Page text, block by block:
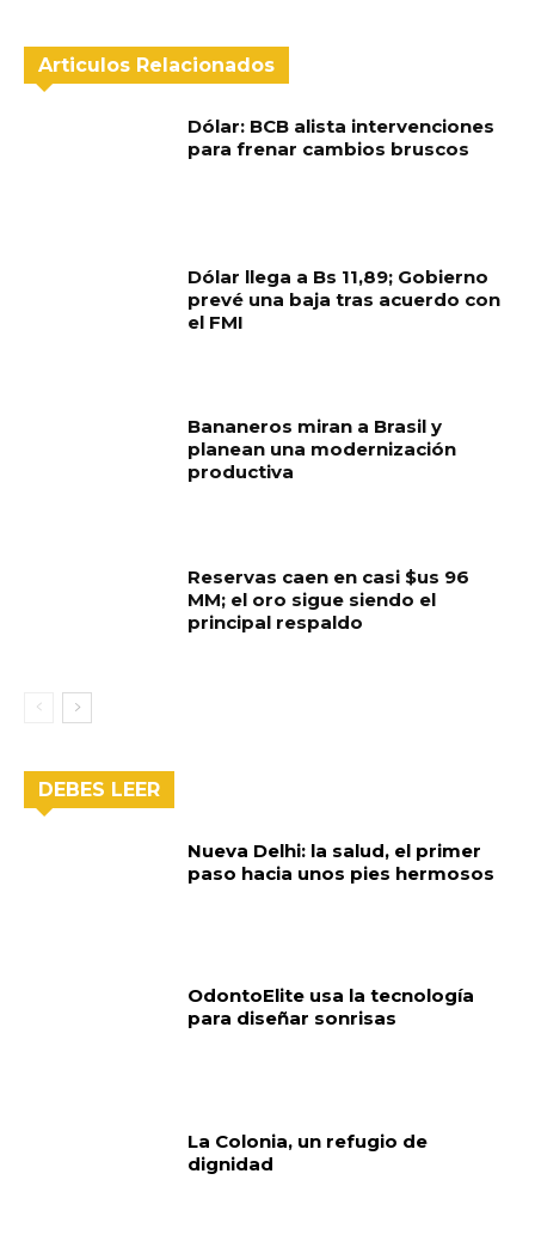
Articulos Relacionados
Dólar: BCB alista intervenciones
para frenar cambios bruscos
Dólar llega a Bs 11,89; Gobierno
prevé una baja tras acuerdo con
el FMI
Bananeros miran a Brasil y
planean una modernización
productiva
Reservas caen en casi $us 96
MM; el oro sigue siendo el
principal respaldo
DEBES LEER
Nueva Delhi: la salud, el primer
paso hacia unos pies hermosos
OdontoElite usa la tecnología
para diseñar sonrisas
La Colonia, un refugio de
dignidad